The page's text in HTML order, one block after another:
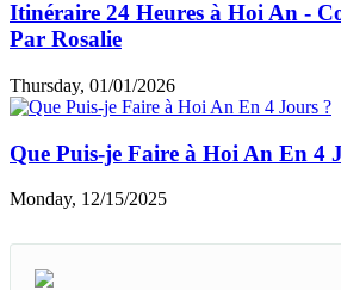
Friday, 07/31/2026
Tout Savoir Sur Le Voyage à Hoi
7 Jours À Hoi An Ho Chi Minh-
Conseils De Ariane